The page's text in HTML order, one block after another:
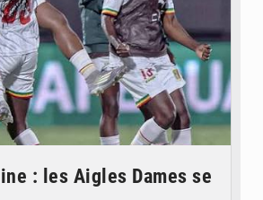
: les Aigles Dames se